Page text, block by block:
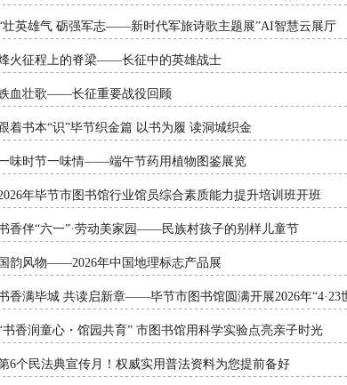
壮英雄气 砺强军志——新时代军旅诗歌主题展”AI智慧云展厅
火征程上的脊梁——长征中的英雄战士
血壮歌——长征重要战役回顾
着书本“识”毕节织金篇 以书为履 读洞城织金
味时节一味情——端午节药用植物图鉴展览
年毕节市图书馆行业馆员综合素质能力提升培训班开班
香伴“六一”·劳动美家园——民族村孩子的别样儿童节
国韵风物——2026年中国地理标志产品展
香满毕城 共读启新章——毕节市图书馆圆满开展2026年“4·23
书香润童心・馆园共育” 市图书馆用科学实验点亮亲子时光
6个民法典宣传月！权威实用普法资料为您提前备好